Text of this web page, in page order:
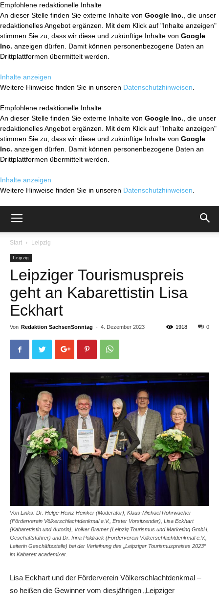
Empfohlene redaktionelle Inhalte
An dieser Stelle finden Sie externe Inhalte von Google Inc. , die unser
redaktionelles Angebot ergänzen. Mit dem Klick auf "Inhalte anzeigen"
stimmen Sie zu, dass wir diese und zukünftige Inhalte von Google
Inc. anzeigen dürfen. Damit können personenbezogene Daten an
Drittplattformen übermittelt werden.
Inhalte anzeigen
Weitere Hinweise finden Sie in unseren Datenschutzhinweisen
Empfohlene redaktionelle Inhalte
An dieser Stelle finden Sie externe Inhalte von Google Inc. , die unser
redaktionelles Angebot ergänzen. Mit dem Klick auf "Inhalte anzeigen"
stimmen Sie zu, dass wir diese und zukünftige Inhalte von Google
Inc. anzeigen dürfen. Damit können personenbezogene Daten an
Drittplattformen übermittelt werden.
Inhalte anzeigen
Weitere Hinweise finden Sie in unseren Datenschutzhinweisen
Start Leipzig
Leipzig
Leipziger Tourismuspreis
geht an Kabarettistin Lisa
Eckhart
Von Redaktion SachsenSonntag - 4. Dezember 2023 0
1918
Von Links: Dr. Helge-Heinz Heinker (Moderator), Klaus-Michael Rohrwacher
(Förderverein Völkerschlachtdenkmal e.V., Erster Vorsitzender), Lisa Eckhart
(Kabarettistin und Autorin), Volker Bremer (Leipzig Tourismus und Marketing GmbH,
Geschäftsführer) und Dr. Irina Poldrack (Förderverein Völkerschlachtdenkmal e.V.,
Leiterin Geschäftsstelle) bei der Verleihung des „Leipziger Tourismuspreises 2023“
im Kabarett academixer.
Lisa Eckhart und der Förderverein Völkerschlachtdenkmal –
so heißen die Gewinner vom diesjährigen „Leipziger